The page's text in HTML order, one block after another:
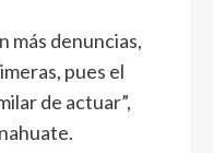
más denuncias,
pues el
de actuar”,